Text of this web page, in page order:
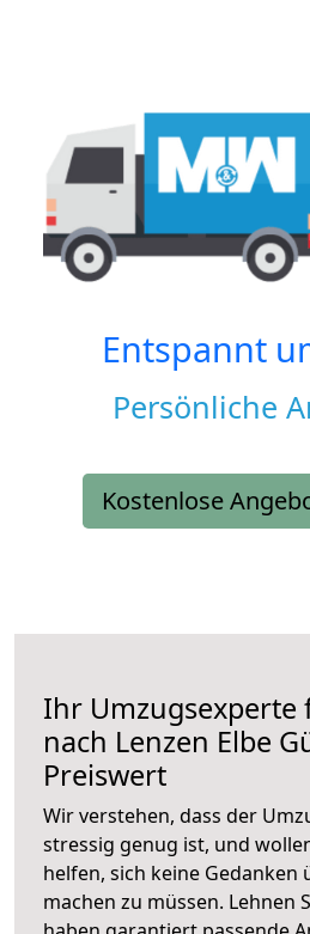
Entspannt
Persönliche
Kostenlose
Ihr Umzugsexperte
nach Lenzen Elbe
Preiswert
Wir verstehen, dass der
stressig genug ist, und
helfen, sich keine Gedanken
machen zu müssen. Lehnen